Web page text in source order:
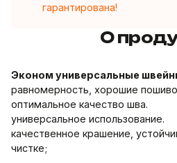
гарантирована!
О
Эконом универсальные
равномерность, хорошие
оптимальное качество шва.
универсальное использование.
качественное крашение,
чистке;